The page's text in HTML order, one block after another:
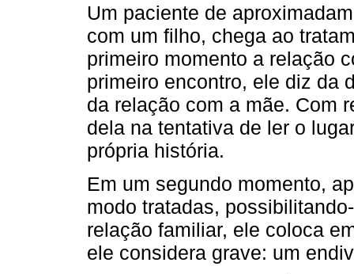
Um paciente de
com um filho, chega ao
primeiro momento a relação
primeiro encontro, ele diz da
da relação com a mãe. Com
dela na tentativa de ler o
própria história.
Em um segundo momento,
modo tratadas,
relação familiar, ele coloca
ele considera grave: um